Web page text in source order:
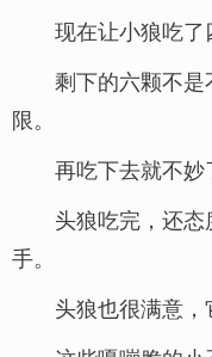
现在让小狼吃了
剩下的六颗不
限。
再吃下去就不妙
头狼吃完，还
手。
头狼也很满意，